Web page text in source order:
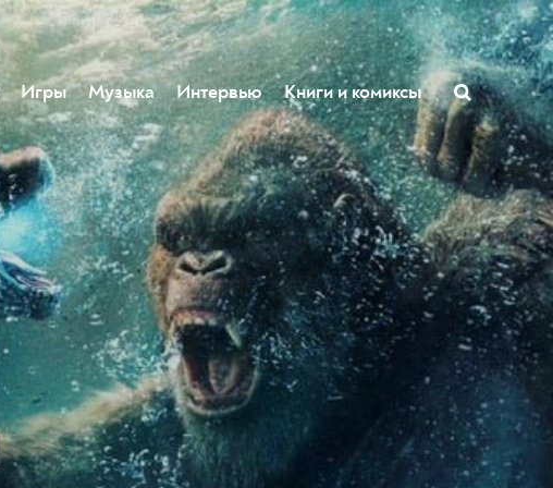
Игры Музыка Интервью Книги и комиксы